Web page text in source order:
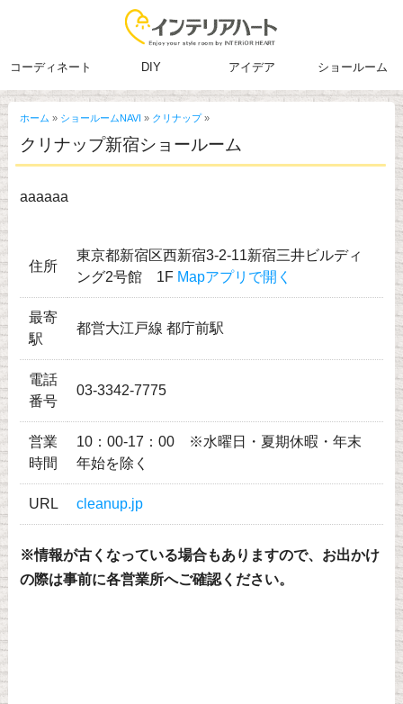
コーディネート DIY アイデア ショールーム
ホーム » ショールームNAVI » クリナップ»
クリナップ新宿ショールーム
aaaaaa
住所
東京都新宿区西新宿3-2-11新宿三井ビルディ
ング2号館 1F Mapアプリで開く
最寄
駅
都営大江戸線 都庁前駅
電話
番号
03-3342-7775
営業
時間
10：00-17：00 ※水曜日・夏期休暇・年末
年始を除く
URL cleanup.jp
※情報が古くなっている場合もありますので、お出かけ
の際は事前に各営業所へご確認ください。